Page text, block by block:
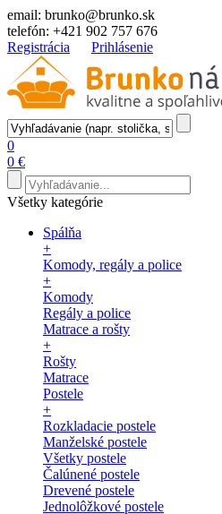
email: brunko@brunko.sk
telefón: +421 902 757 676
Registrácia
Prihlásenie
0
0 €
Všetky kategórie
Spálňa
+
Komody, regály a police
+
Komody
Regály a police
Matrace a rošty
+
Rošty
Matrace
Postele
+
Rozkladacie postele
Manželské postele
Všetky postele
Čalúnené postele
Drevené postele
Jednolôžkové postele